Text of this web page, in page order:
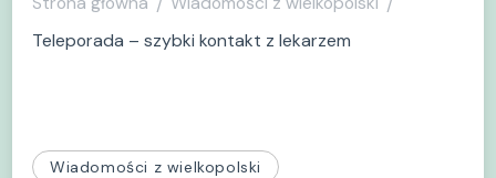
/
/
Teleporada – szybki kontakt z lekarzem
Wiadomości z wielkopolski